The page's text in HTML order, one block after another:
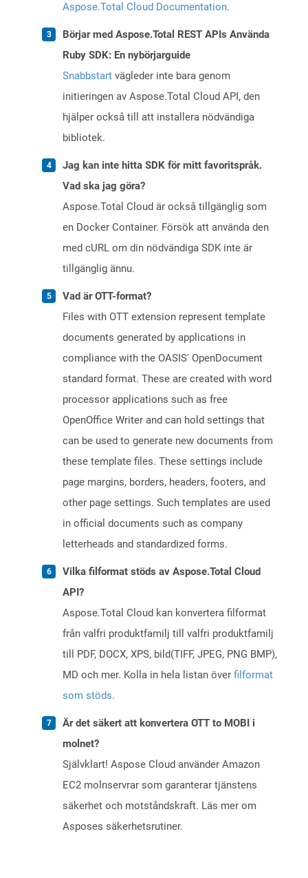
Aspose.Total Cloud Documentation.
Börjar med Aspose.Total REST APIs Använda
Ruby SDK: En nybörjarguide
Snabbstart vägleder inte bara genom
initieringen av Aspose.Total Cloud API, den
hjälper också till att installera nödvändiga
bibliotek.
Jag kan inte hitta SDK för mitt favoritspråk.
Vad ska jag göra?
Aspose.Total Cloud är också tillgänglig som
en Docker Container. Försök att använda den
med cURL om din nödvändiga SDK inte är
tillgänglig ännu.
Vad är OTT-format?
Files with OTT extension represent template
documents generated by applications in
compliance with the OASIS' OpenDocument
standard format. These are created with word
processor applications such as free
OpenOffice Writer and can hold settings that
can be used to generate new documents from
these template files. These settings include
page margins, borders, headers, footers, and
other page settings. Such templates are used
in official documents such as company
letterheads and standardized forms.
Vilka filformat stöds av Aspose.Total Cloud
API?
Aspose.Total Cloud kan konvertera filformat
från valfri produktfamilj till valfri produktfamilj
till PDF, DOCX, XPS, bild(TIFF, JPEG, PNG BMP),
MD och mer. Kolla in hela listan över filformat
som stöds.
Är det säkert att konvertera OTT to MOBI i
molnet?
Självklart! Aspose Cloud använder Amazon
EC2 molnservrar som garanterar tjänstens
säkerhet och motståndskraft. Läs mer om
Asposes säkerhetsrutiner.